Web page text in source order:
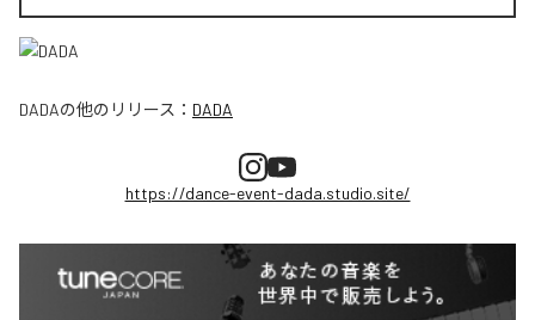
DADAの他のリリース： DADA
https://dance-event-dada.studio.site/